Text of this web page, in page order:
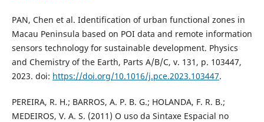
PAN, Chen et al. Identification of urban functional zones in
Macau Peninsula based on POI data and remote information
sensors technology for sustainable development. Physics
and Chemistry of the Earth, Parts A/B/C, v. 131, p. 103447,
2023. doi: https://doi.org/10.1016/j.pce.2023.103447.
PEREIRA, R. H.; BARROS, A. P. B. G.; HOLANDA, F. R. B.;
MEDEIROS, V. A. S. (2011) O uso da Sintaxe Espacial no